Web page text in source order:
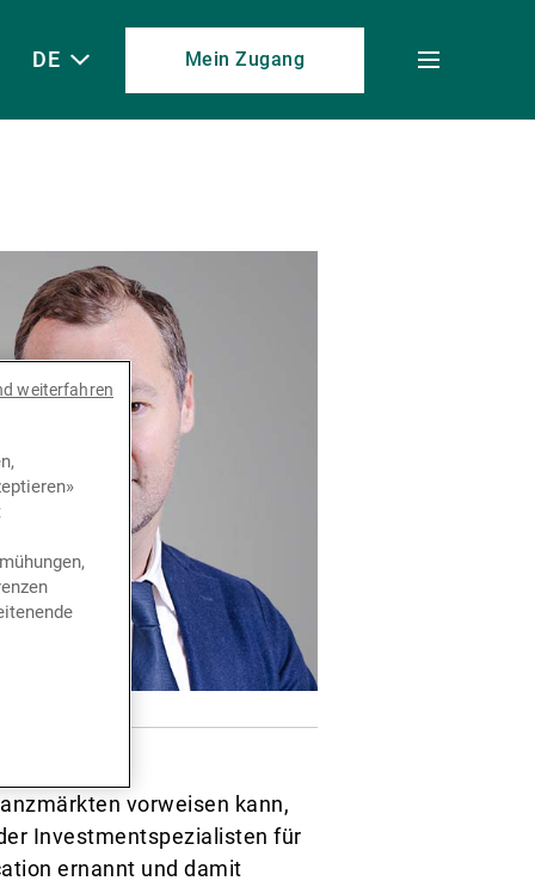
DE Mein Zugang
Toggle
vorweisen kann,
Investmentspezialisten für
ernannt und damit
weiterfahren